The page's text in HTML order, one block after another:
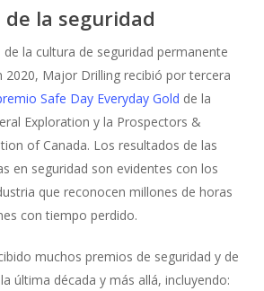
la seguridad
la cultura de seguridad permanente
2020, Major Drilling recibió por tercera
Safe Day Everyday Gold de la
Exploration y la Prospectors &
of Canada. Los resultados de las
en seguridad son evidentes con los
que reconocen millones de horas
con tiempo perdido.
muchos premios de seguridad y de
última década y más allá, incluyendo: